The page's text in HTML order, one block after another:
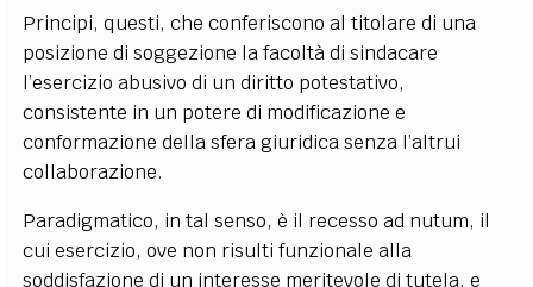
Principi, questi, che conferiscono al titolare di una
posizione di soggezione la facoltà di sindacare
l’esercizio abusivo di un diritto potestativo,
consistente in un potere di modificazione e
conformazione della sfera giuridica senza l’altrui
collaborazione.
Paradigmatico, in tal senso, è il recesso ad nutum, il
cui esercizio, ove non risulti funzionale alla
soddisfazione di un interesse meritevole di tutela, e